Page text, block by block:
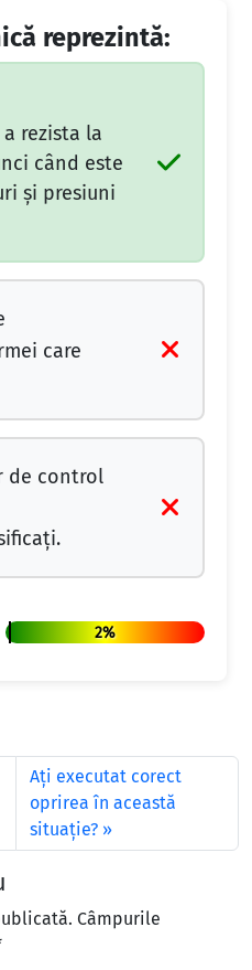
reprezintă:
rezista la
când este
şi presiuni
care
de control
2%
Aţi executat corect
oprirea în această
situaţie?
Câmpurile